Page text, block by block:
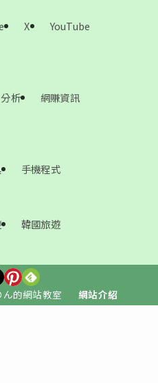
X
YouTube
分析
網賺資訊
手機程式
韓國旅遊
的網站教室 網站介紹